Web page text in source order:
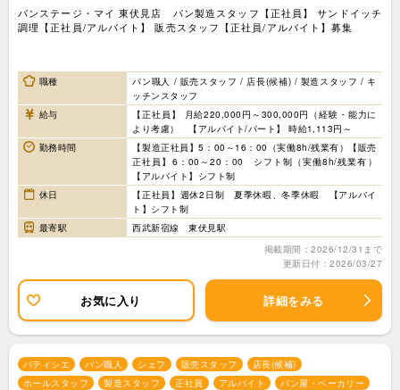
パンステージ・マイ 東伏見店 パン製造スタッフ【正社員】 サンドイッチ
調理【正社員/アルバイト】 販売スタッフ【正社員/アルバイト】募集
職種
パン職人 / 販売スタッフ / 店長(候補) / 製造スタッフ / キ
ッチンスタッフ
給与
【正社員】 月給220,000円～300,000円（経験・能力に
より考慮） 【アルバイト/パート】 時給1,113円～
勤務時間
【製造正社員】5：00～16：00（実働8h/残業有）【販売
正社員】6：00～20：00 シフト制（実働8h/残業有）
【アルバイト】シフト制
休日
【正社員】週休2日制 夏季休暇、冬季休暇 【アルバイ
ト】シフト制
最寄駅
西武新宿線 東伏見駅
掲載期間：2026/12/31まで
更新日付：2026/03/27
お気に入り 詳細をみる
パティシエ パン職人 シェフ 販売スタッフ
店長(候補)
ホールスタッフ
製造スタッフ 正社員 アルバイト
パン屋・ベーカリー